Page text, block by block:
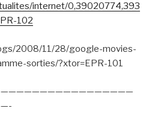
internet/0,39020774,393
102
2008/11/28/google-movies-
sorties/?xtor=EPR-101